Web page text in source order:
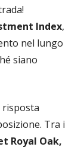
Index,
nel lungo
siano
risposta
Tra i
Royal Oak,